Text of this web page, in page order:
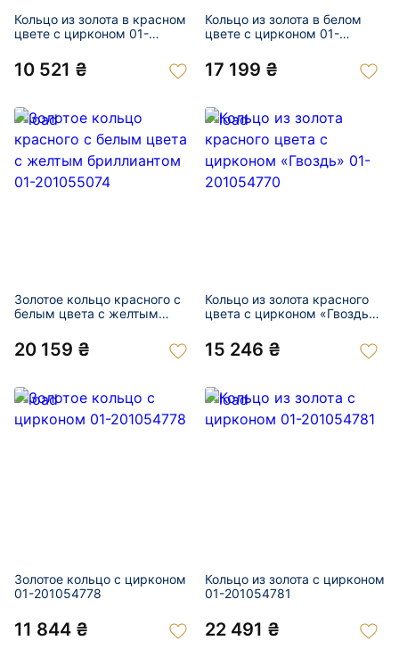
Кольцо из золота в красном
цвете с цирконом 01-
10 521 ₴
Кольцо из золота в белом
цвете с цирконом 01-
17 199 ₴
Золотое кольцо красного с
белым цвета с желтым
20 159 ₴
Кольцо из золота красного
цвета с цирконом «Гвоздь»
15 246 ₴
Золотое кольцо с цирконом
01-201054778
11 844 ₴
Кольцо из золота с цирконом
01-201054781
22 491 ₴